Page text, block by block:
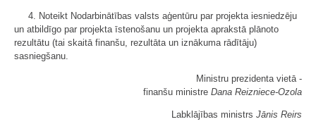
4. Noteikt Nodarbinātības valsts aģentūru par projekta iesniedzēju
un atbildīgo par projekta īstenošanu un projekta aprakstā plānoto
rezultātu (tai skaitā finanšu, rezultāta un iznākuma rādītāju)
sasniegšanu.
Ministru prezidenta vietā -
finanšu ministre Dana Reizniece-Ozola
Labklājības ministrs Jānis Reirs